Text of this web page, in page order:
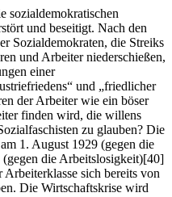
sozialdemokratischen
und beseitigt. Nach den
Sozialdemokraten, die Streiks
und Arbeiter niederschießen,
einer
und „friedlicher
der Arbeiter wie ein böser
finden wird, die willens
zu glauben? Die
1. August 1929 (gegen die
die Arbeitslosigkeit)[40]
Arbeiterklasse sich bereits von
Die Wirtschaftskrise wird